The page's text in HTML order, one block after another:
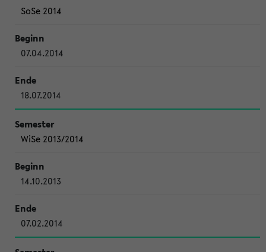
SoSe 2014
07.04.2014
18.07.2014
WiSe 2013/2014
14.10.2013
07.02.2014